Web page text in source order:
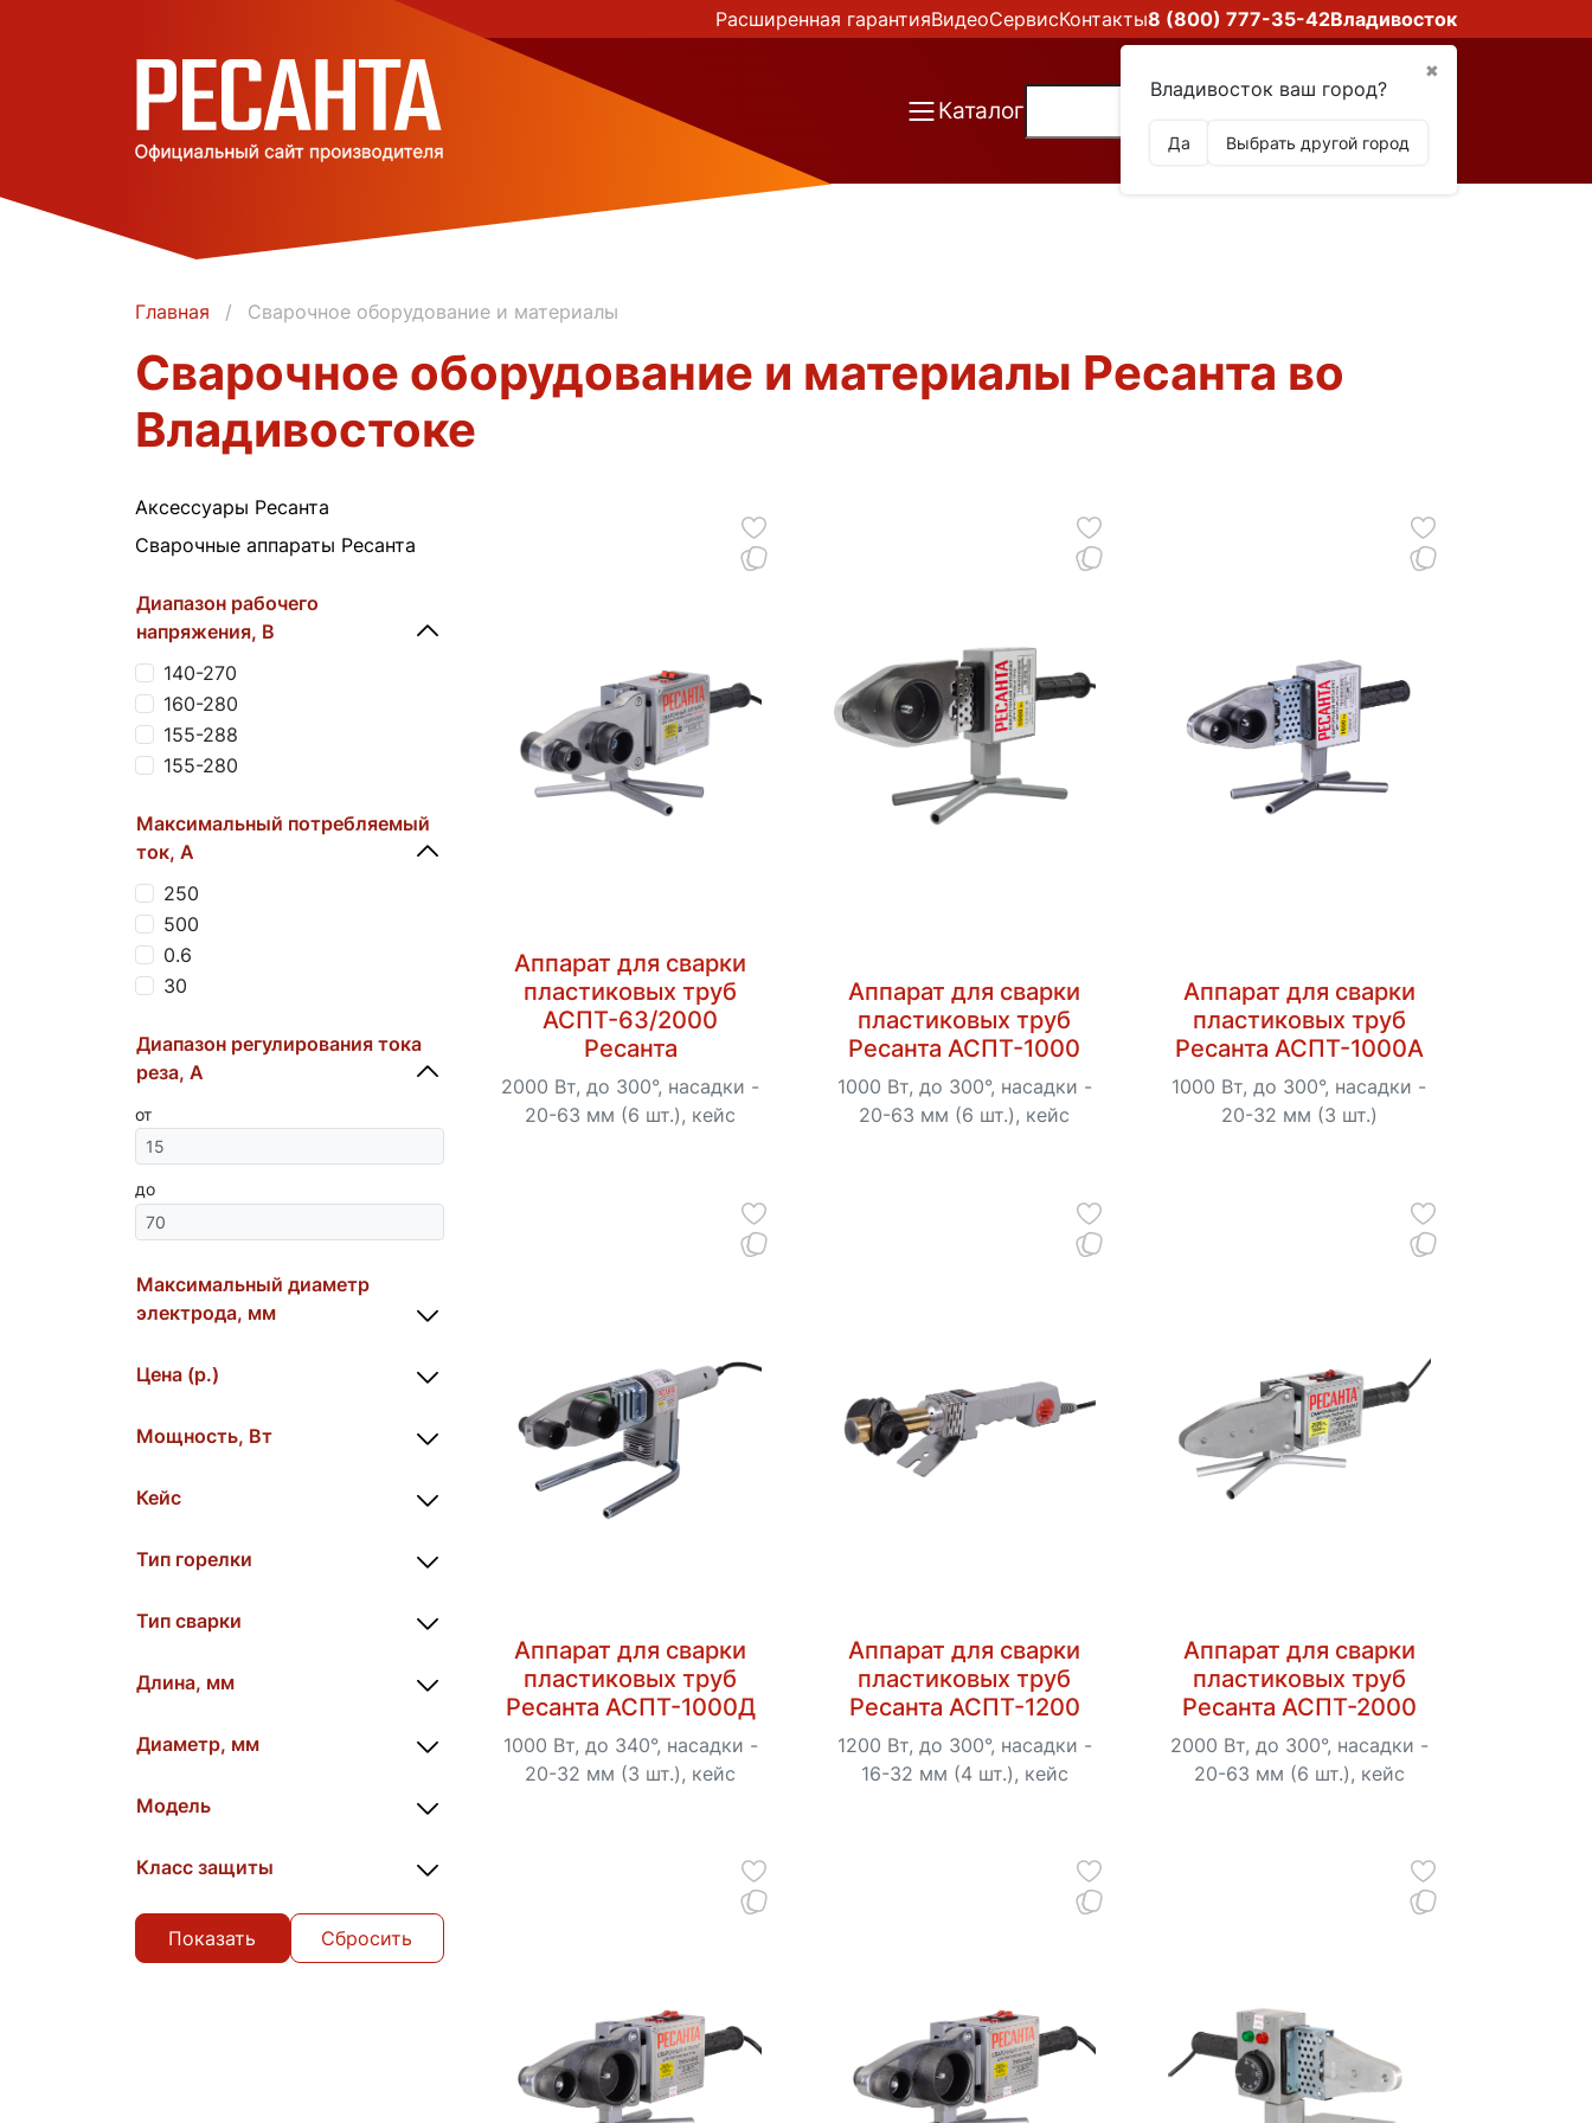
Расширенная гарантияВидеоСервисКонтакты8 (800) 777-35-42Владивосток
✖
Владивосток ваш город?
Да Выбрать другой город
Каталог
Главная Сварочное оборудование и материалы
Сварочное оборудование и материалы Ресанта во
Владивостоке
Аксессуары Ресанта
Сварочные аппараты Ресанта
Диапазон рабочего
напряжения, B
140-270
160-280
155-288
155-280
Максимальный потребляемый
ток, А
250
500
0.6
30
Диапазон регулирования тока
реза, А
от
до
Максимальный диаметр
электрода, мм
Цена (р.)
Мощность, Вт
Кейс
Тип горелки
Тип сварки
Длина, мм
Диаметр, мм
Модель
Класс защиты
Сбросить
Аппарат для сварки
пластиковых труб
АСПТ-63/2000
Ресанта
2000 Вт, до 300°, насадки -
20-63 мм (6 шт.), кейс
Аппарат для сварки
пластиковых труб
Ресанта АСПТ-1000
1000 Вт, до 300°, насадки -
20-63 мм (6 шт.), кейс
Аппарат для сварки
пластиковых труб
Ресанта АСПТ-1000А
1000 Вт, до 300°, насадки -
20-32 мм (3 шт.)
Аппарат для сварки
пластиковых труб
Ресанта АСПТ-1000Д
1000 Вт, до 340°, насадки -
20-32 мм (3 шт.), кейс
Аппарат для сварки
пластиковых труб
Ресанта АСПТ-1200
1200 Вт, до 300°, насадки -
16-32 мм (4 шт.), кейс
Аппарат для сварки
пластиковых труб
Ресанта АСПТ-2000
2000 Вт, до 300°, насадки -
20-63 мм (6 шт.), кейс